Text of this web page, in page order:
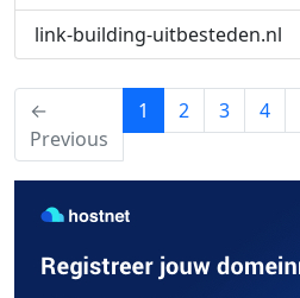
link-building-uitbesteden.nl
←
Previous
1 (current)
2 3 4